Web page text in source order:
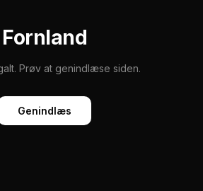
Fornland
Prøv at genindlæse siden.
Genindlæs